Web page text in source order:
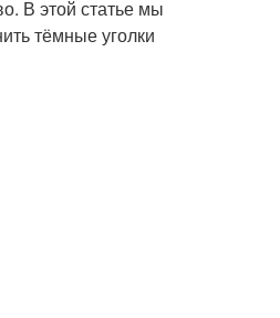
В этой статье мы
тёмные уголки